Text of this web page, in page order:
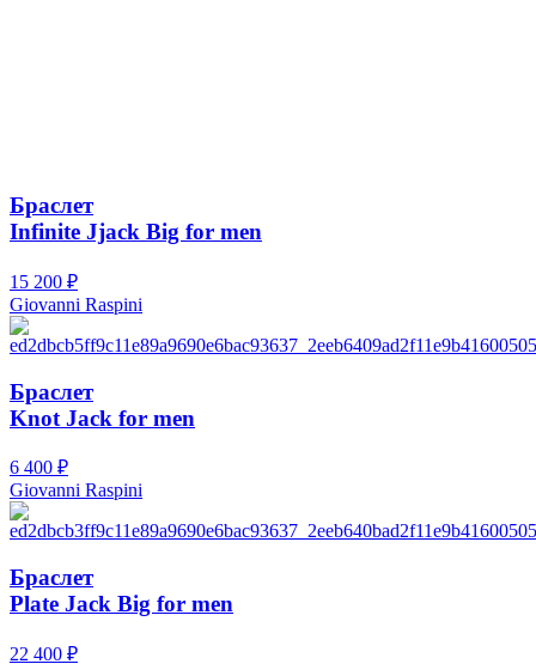
Браслет
Infinite Jjack Big for men
15 200 ₽
Giovanni Raspini
Браслет
Knot Jack for men
6 400 ₽
Giovanni Raspini
Браслет
Plate Jack Big for men
22 400 ₽